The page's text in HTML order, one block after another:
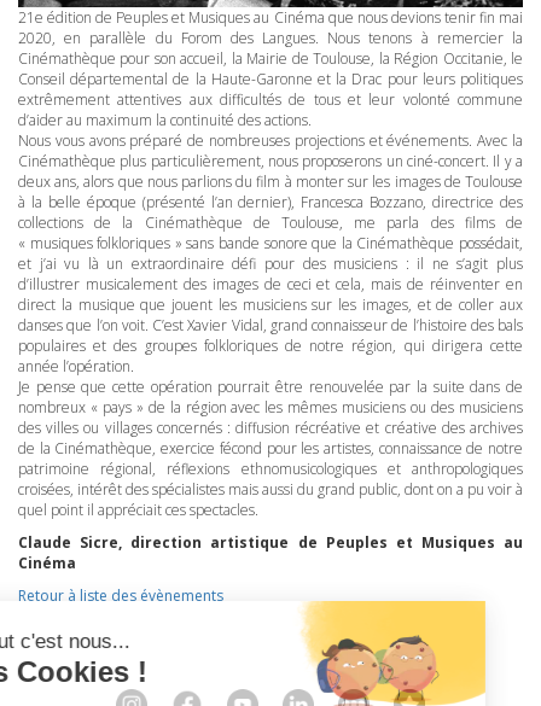
21e édition de Peuples et Musiques au Cinéma que nous devions tenir fin mai
2020, en parallèle du Forom des Langues. Nous tenons à remercier la
Cinémathèque pour son accueil, la Mairie de Toulouse, la Région Occitanie, le
Conseil départemental de la Haute-Garonne et la Drac pour leurs politiques
extrêmement attentives aux difficultés de tous et leur volonté commune
d’aider au maximum la continuité des actions.
Nous vous avons préparé de nombreuses projections et événements. Avec la
Cinémathèque plus particulièrement, nous proposerons un ciné-concert. Il y a
deux ans, alors que nous parlions du film à monter sur les images de Toulouse
à la belle époque (présenté l’an dernier), Francesca Bozzano, directrice des
collections de la Cinémathèque de Toulouse, me parla des films de
« musiques folkloriques » sans bande sonore que la Cinémathèque possédait,
et j’ai vu là un extraordinaire défi pour des musiciens : il ne s’agit plus
d’illustrer musicalement des images de ceci et cela, mais de réinventer en
direct la musique que jouent les musiciens sur les images, et de coller aux
danses que l’on voit. C’est Xavier Vidal, grand connaisseur de l’histoire des bals
populaires et des groupes folkloriques de notre région, qui dirigera cette
année l’opération.
Je pense que cette opération pourrait être renouvelée par la suite dans de
nombreux « pays » de la région avec les mêmes musiciens ou des musiciens
des villes ou villages concernés : diffusion récréative et créative des archives
de la Cinémathèque, exercice fécond pour les artistes, connaissance de notre
patrimoine régional, réflexions ethnomusicologiques et anthropologiques
croisées, intérêt des spécialistes mais aussi du grand public, dont on a pu voir à
quel point il appréciait ces spectacles.
Claude Sicre, direction artistique de Peuples et Musiques au
Cinéma
Retour à liste des évènements